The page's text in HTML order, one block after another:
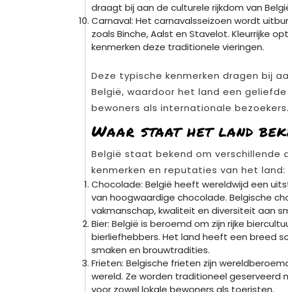
draagt bij aan de culturele rijkdom van
Carnaval: Het carnavalsseizoen wordt
zoals Binche, Aalst en Stavelot. Kleurrijke
kenmerken deze traditionele vieringen.
Deze typische kenmerken dragen bij
België, waardoor het land een
bewoners als internationale bezoekers.
Waar staat het land
België staat bekend om verschillende
kenmerken en reputaties van het land:
Chocolade: België heeft wereldwijd een
van hoogwaardige chocolade. Belgische
vakmanschap, kwaliteit en diversiteit aan
Bier: België is beroemd om zijn rijke
bierliefhebbers. Het land heeft een breed
smaken en brouwtradities.
Frieten: Belgische frieten zijn
wereld. Ze worden traditioneel geserveerd
voor zowel lokale bewoners als toeristen.